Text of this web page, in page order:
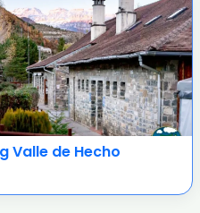
Valle de Hecho